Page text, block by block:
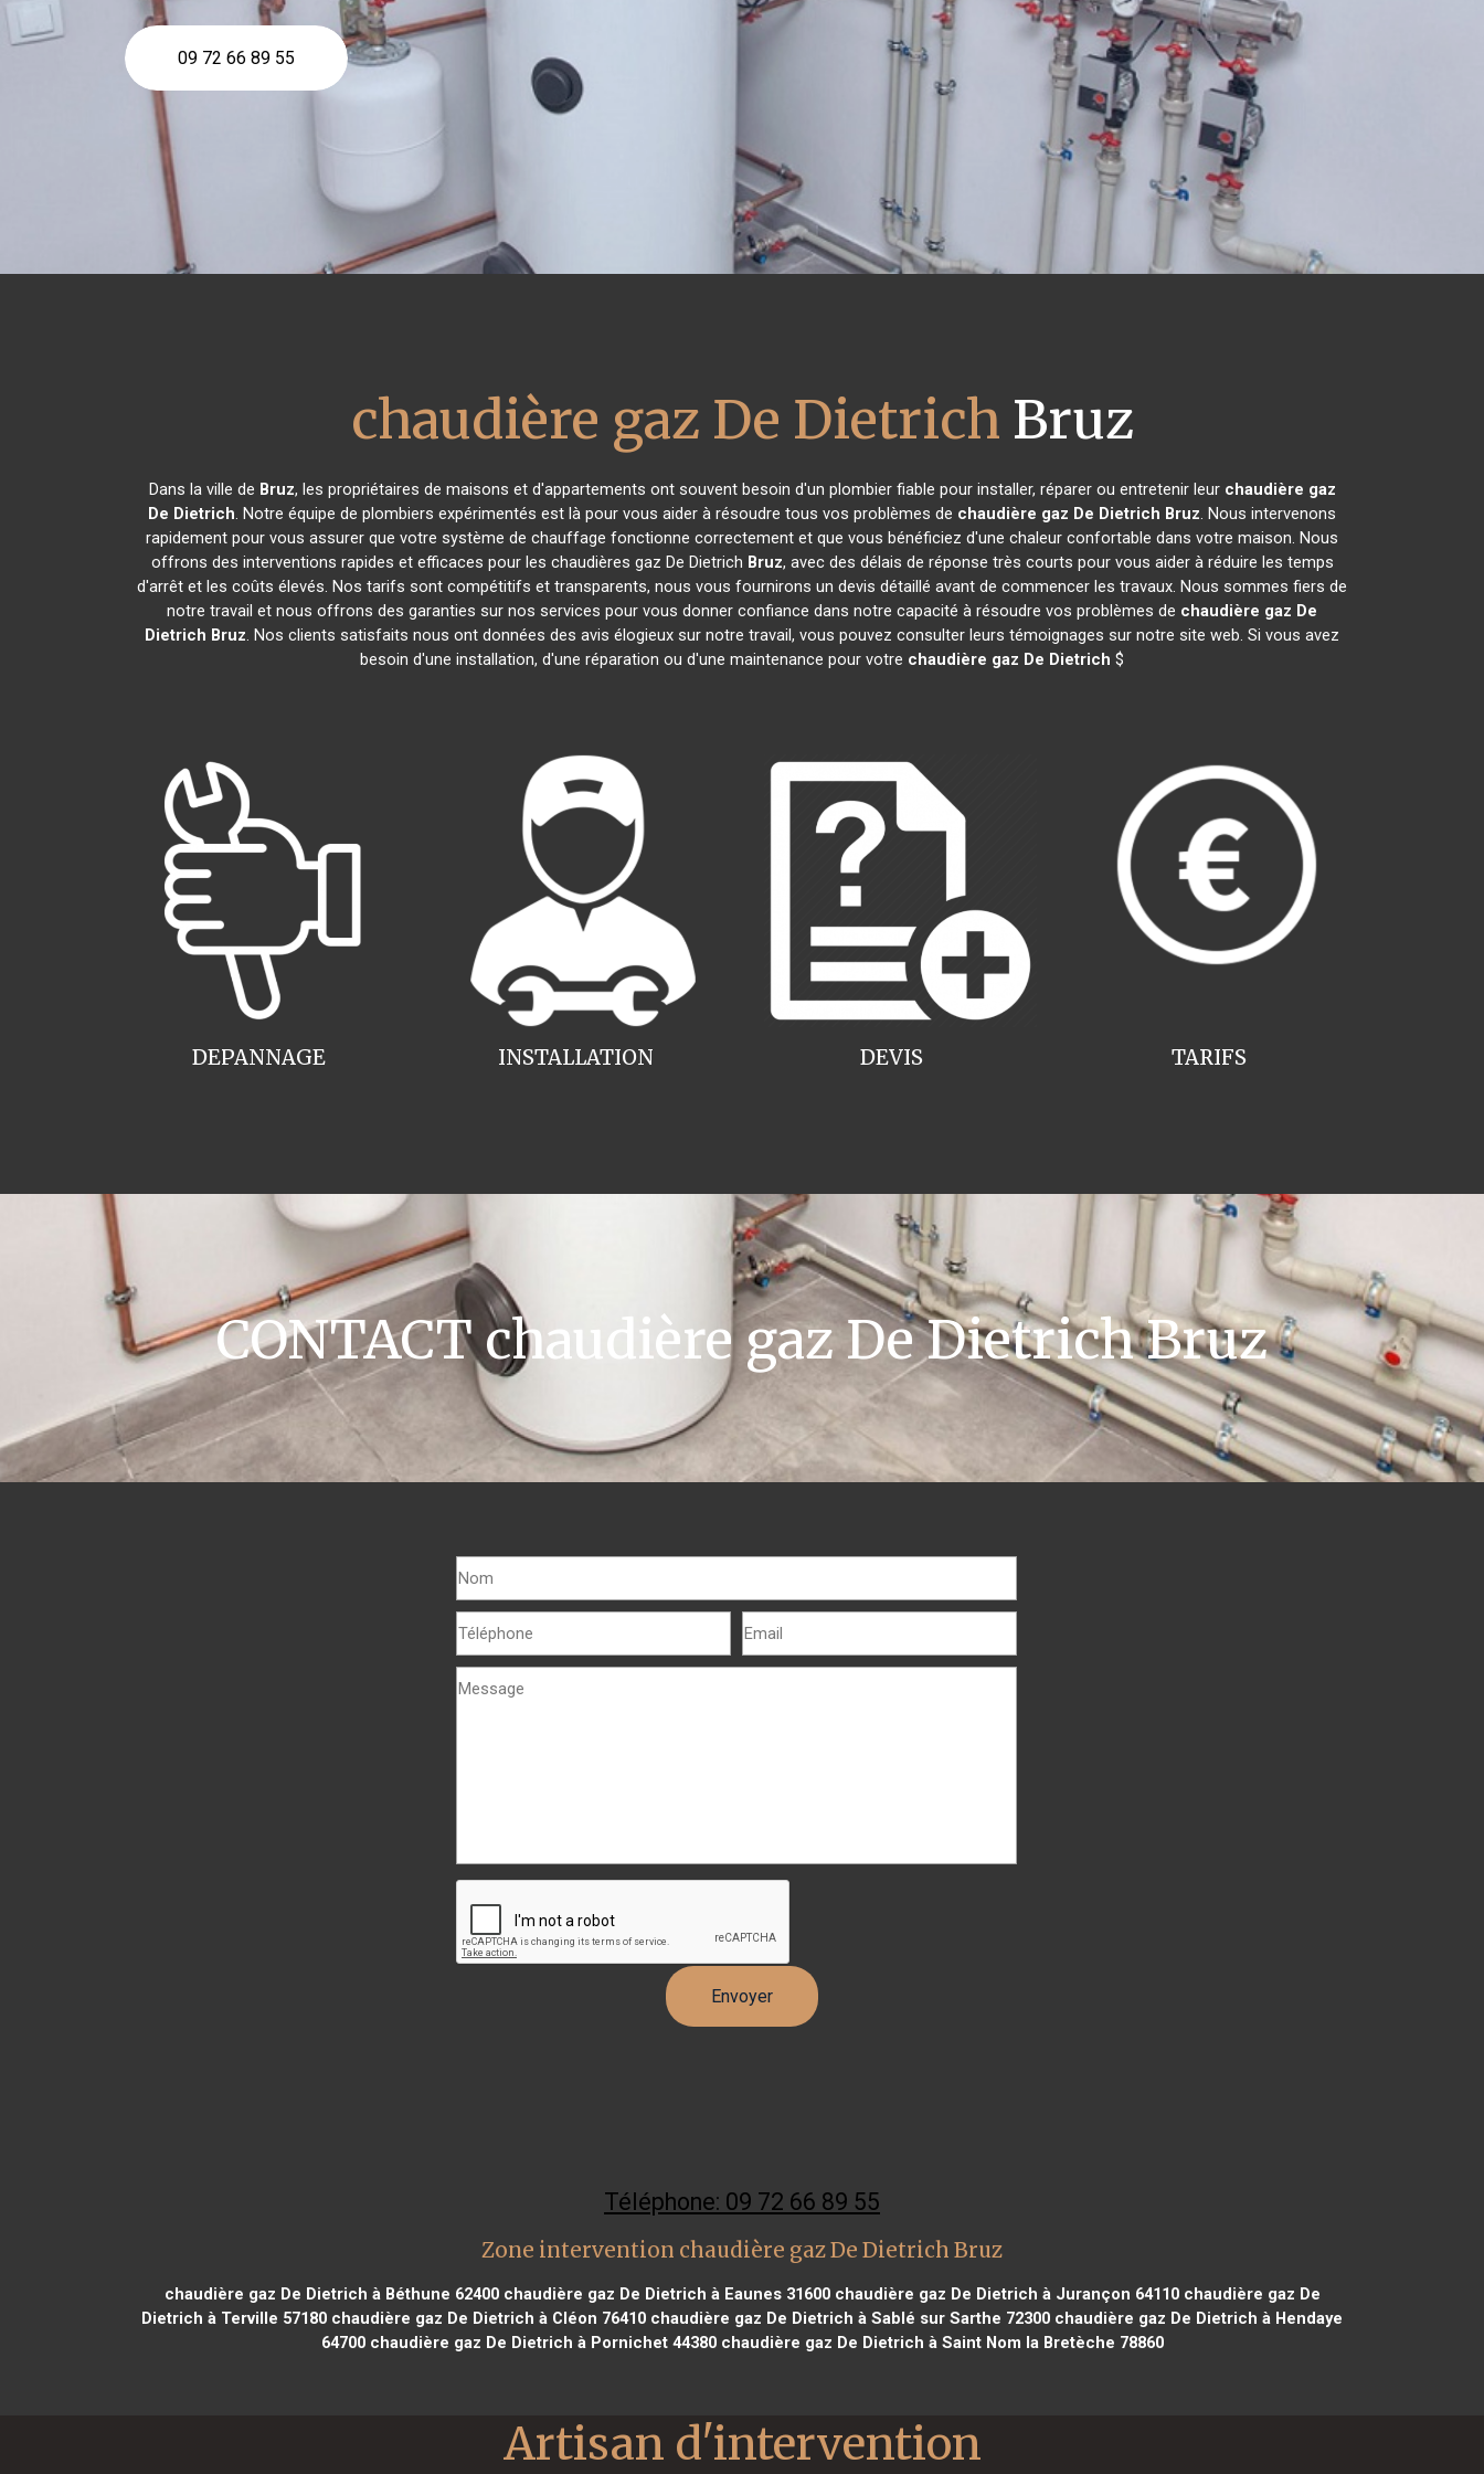
09 72 66 89 55
chaudière gaz De Dietrich Bruz
Dans la ville de Bruz, les propriétaires de maisons et d'appartements ont souvent besoin d'un plombier fiable pour installer, réparer ou entretenir leur chaudière gaz
De Dietrich. Notre équipe de plombiers expérimentés est là pour vous aider à résoudre tous vos problèmes de chaudière gaz De Dietrich Bruz. Nous intervenons
rapidement pour vous assurer que votre système de chauffage fonctionne correctement et que vous bénéficiez d'une chaleur confortable dans votre maison. Nous
offrons des interventions rapides et efficaces pour les chaudières gaz De Dietrich Bruz, avec des délais de réponse très courts pour vous aider à réduire les temps
d'arrêt et les coûts élevés. Nos tarifs sont compétitifs et transparents, nous vous fournirons un devis détaillé avant de commencer les travaux. Nous sommes fiers de
notre travail et nous offrons des garanties sur nos services pour vous donner confiance dans notre capacité à résoudre vos problèmes de chaudière gaz De
Dietrich Bruz. Nos clients satisfaits nous ont données des avis élogieux sur notre travail, vous pouvez consulter leurs témoignages sur notre site web. Si vous avez
besoin d'une installation, d'une réparation ou d'une maintenance pour votre chaudière gaz De Dietrich $
INSTALLATION
DEPANNAGE TARIFS
DEVIS
CONTACT chaudière gaz De Dietrich Bruz
Téléphone: 09 72 66 89 55
Zone intervention chaudière gaz De Dietrich Bruz
chaudière gaz De Dietrich à Béthune 62400chaudière gaz De Dietrich à Eaunes 31600chaudière gaz De Dietrich à Jurançon 64110chaudière gaz De
Dietrich à Terville 57180 chaudière gaz De Dietrich à Cléon 76410 chaudière gaz De Dietrich à Sablé sur Sarthe 72300 chaudière gaz De Dietrich à Hendaye
64700chaudière gaz De Dietrich à Pornichet 44380chaudière gaz De Dietrich à Saint Nom la Bretèche 78860
Artisan d'intervention